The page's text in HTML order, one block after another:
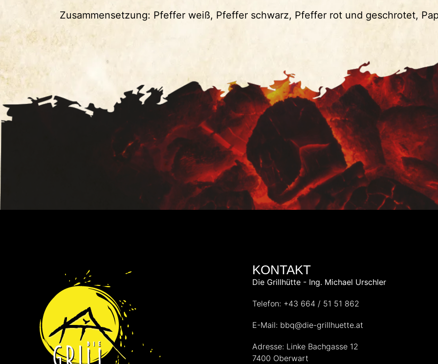
Zusammensetzung: Pfeffer weiß, Pfeffer schwarz, Pfeffer rot und geschrotet,
KONTAKT
Die Grillhütte - Ing. Michael Urschler
Telefon: +43 664 / 51 51 862
E-Mail: bbq@die-grillhuette.at
Adresse: Linke Bachgasse 12
7400 Oberwart